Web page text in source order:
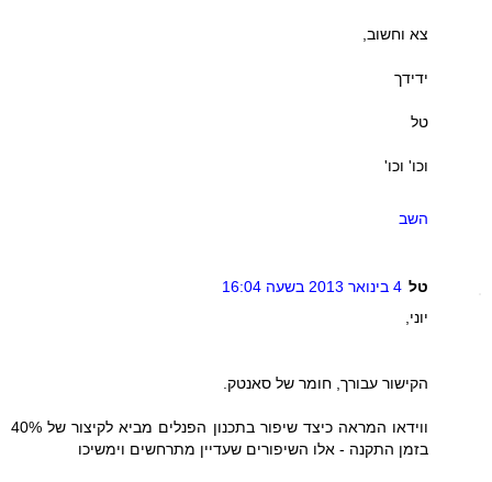
צא וחשוב,
ידידך
טל
וכו' וכו'
השב
טל 4 בינואר 2013 בשעה 16:04
יוני,
הקישור עבורך, חומר של סאנטק.
ווידאו המראה כיצד שיפור בתכנון הפנלים מביא לקיצור של 40%
בזמן התקנה - אלו השיפורים שעדיין מתרחשים וימשיכו